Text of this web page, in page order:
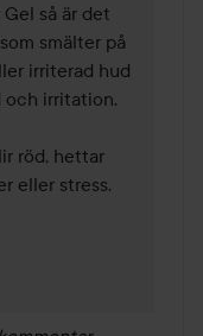
så är det
smälter på
irriterad hud
och irritation.
röd, hettar
eller stress.